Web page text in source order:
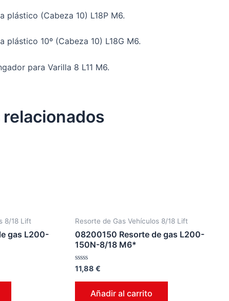
plástico (Cabeza 10) L18P M6.
plástico 10º (Cabeza 10) L18G M6.
para Varilla 8 L11 M6.
8/18 Lift
gas L200-
Resorte de Gas Vehículos 8/18 Lift
08200150 Resorte de gas L200-
150N-8/18 M6*
Valorado
0
11,88 €
Añadir al carrito